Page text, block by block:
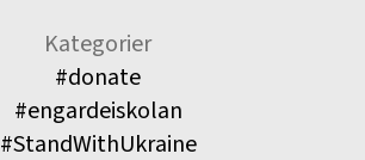
Kategorier
#donate
#engardeiskolan
#StandWithUkraine